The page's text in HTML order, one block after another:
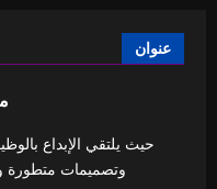
عنوان
حيث يلتقي الإبداع
وتصميمات متطورة